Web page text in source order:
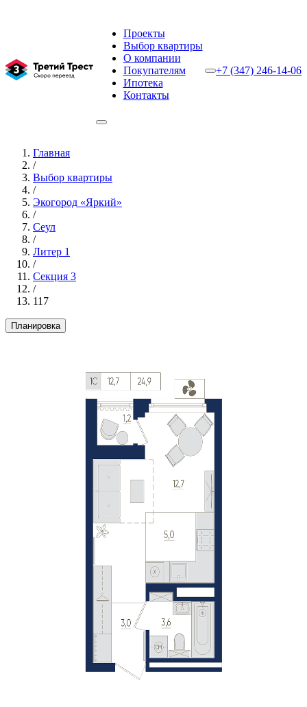
Проекты
Выбор квартиры
О компании
Покупателям
Ипотека
Контакты
+7 (347) 246-14-06
Главная
/
Выбор квартиры
/
Экогород «Яркий»
/
Сеул
/
Литер 1
/
Секция 3
/
117
Планировка